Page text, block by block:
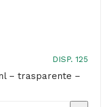
DISP. 125
– trasparente –